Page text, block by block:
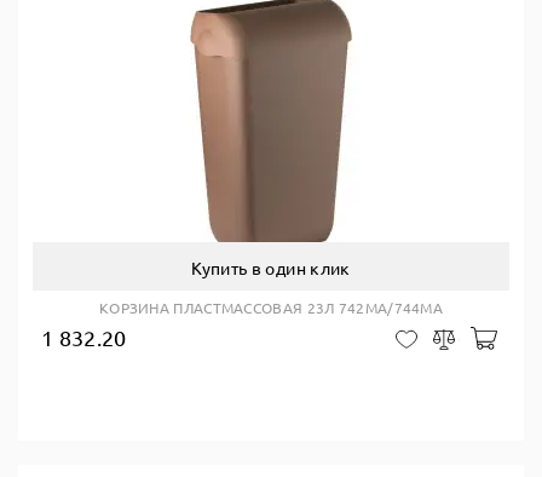
Купить в один клик
КОРЗИНА ПЛАСТМАССОВАЯ 23Л 742MA/744MA
1 832.20 В закладки
Сравнить